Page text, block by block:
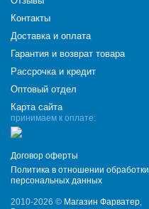
принимаем к оплате:
Договор оферты
Политика в отношении обработки
персональных данных
2010-2026 © Магазин Фарватер,
Контакты
Доставка и оплата
Гарантия и возврат товара
Рассрочка и кредит
Оптовый отдел
Карта сайта